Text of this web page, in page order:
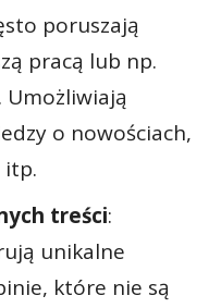
poruszają
pracą lub np.
Umożliwiają
o nowościach,
itp.
treści:
unikalne
które nie są